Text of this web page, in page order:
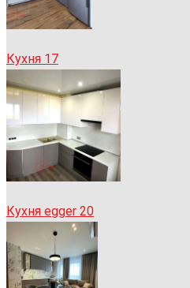
Кухня 17
Кухня egger 20